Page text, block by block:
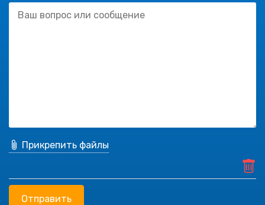
Прикрепить файлы
Отправить